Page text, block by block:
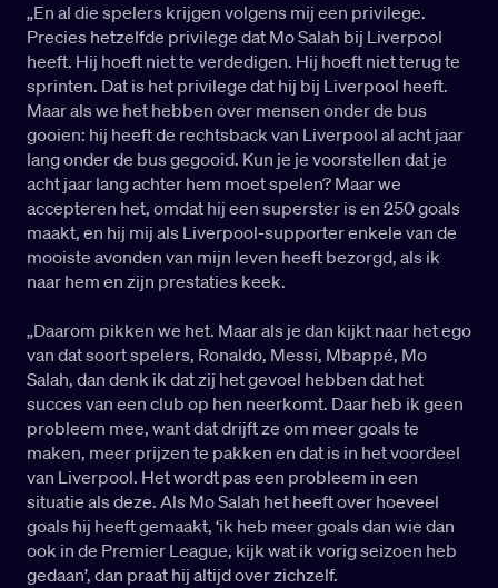
„En al die spelers krijgen volgens mij een privilege.
Precies hetzelfde privilege dat Mo Salah bij Liverpool
heeft. Hij hoeft niet te verdedigen. Hij hoeft niet terug te
sprinten. Dat is het privilege dat hij bij Liverpool heeft.
Maar als we het hebben over mensen onder de bus
gooien: hij heeft de rechtsback van Liverpool al acht jaar
lang onder de bus gegooid. Kun je je voorstellen dat je
acht jaar lang achter hem moet spelen? Maar we
accepteren het, omdat hij een superster is en 250 goals
maakt, en hij mij als Liverpool-supporter enkele van de
mooiste avonden van mijn leven heeft bezorgd, als ik
naar hem en zijn prestaties keek.
„Daarom pikken we het. Maar als je dan kijkt naar het ego
van dat soort spelers, Ronaldo, Messi, Mbappé, Mo
Salah, dan denk ik dat zij het gevoel hebben dat het
succes van een club op hen neerkomt. Daar heb ik geen
probleem mee, want dat drijft ze om meer goals te
maken, meer prijzen te pakken en dat is in het voordeel
van Liverpool. Het wordt pas een probleem in een
situatie als deze. Als Mo Salah het heeft over hoeveel
goals hij heeft gemaakt, ‘ik heb meer goals dan wie dan
ook in de Premier League, kijk wat ik vorig seizoen heb
gedaan’, dan praat hij altijd over zichzelf.